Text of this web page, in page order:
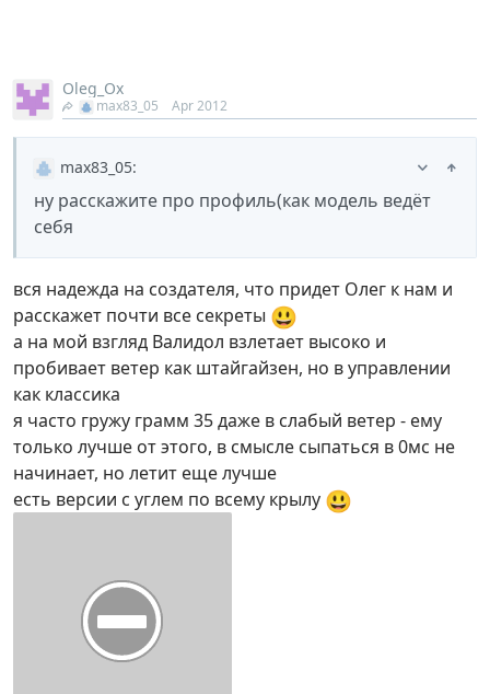
Oleg_Ox
max83_05 Apr 2012
max83_05:
ну расскажите про профиль(как модель ведёт
себя
вся надежда на создателя, что придет Олег к нам и
расскажет почти все секреты 😃
а на мой взгляд Валидол взлетает высоко и
пробивает ветер как штайгайзен, но в управлении
как классика
я часто гружу грамм 35 даже в слабый ветер - ему
только лучше от этого, в смысле сыпаться в 0мс не
начинает, но летит еще лучше
есть версии с углем по всему крылу 😃